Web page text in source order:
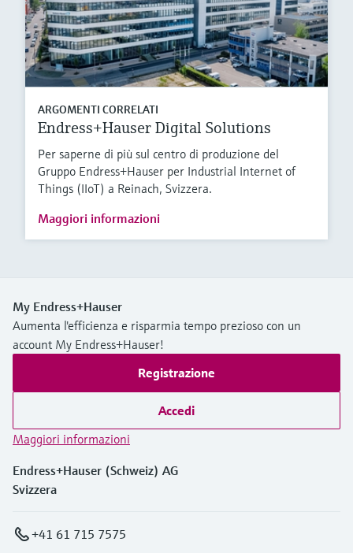
ARGOMENTI CORRELATI
Endress+Hauser Digital Solutions
Per saperne di più sul centro di produzione del
Gruppo Endress+Hauser per Industrial Internet of
Things (IIoT) a Reinach, Svizzera.
Maggiori informazioni
My Endress+Hauser
Aumenta l'efficienza e risparmia tempo prezioso con un
account My Endress+Hauser!
Registrazione
Accedi
Maggiori informazioni
Endress+Hauser (Schweiz) AG
Svizzera
+41 61 715 7575